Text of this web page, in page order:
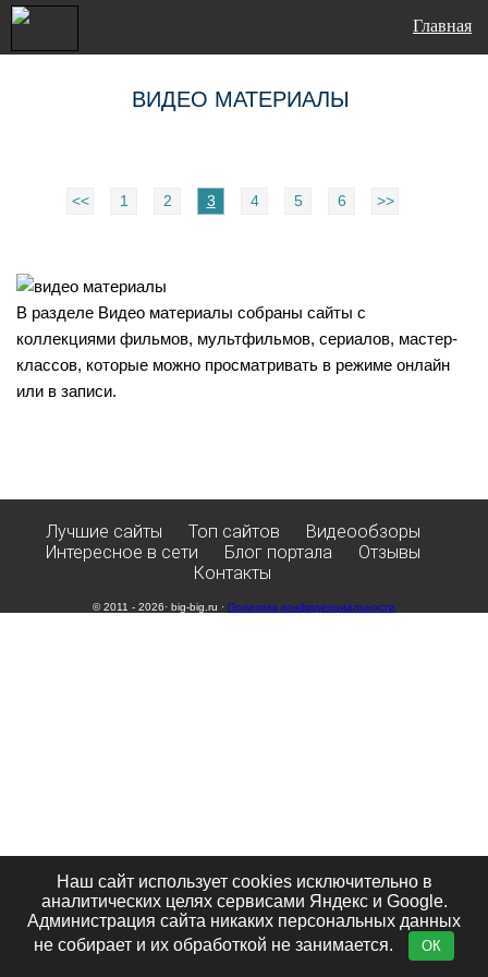
Главная
ВИДЕО МАТЕРИАЛЫ
<< 1 2 3 4 5 6 >>
В разделе Видео материалы собраны сайты с
коллекциями фильмов, мультфильмов, сериалов, мастер-
классов, которые можно просматривать в режиме онлайн
или в записи.
Лучшие сайты Топ сайтов
Видеообзоры
Интересное в сети
Блог портала
Отзывы
Контакты
© 2011 - 2026· big-big.ru · Политика конфиденциальности
Наш сайт использует cookies исключительно в
аналитических целях сервисами Яндекс и Google.
Администрация сайта никаких персональных данных
не собирает и их обработкой не занимается.
ОК